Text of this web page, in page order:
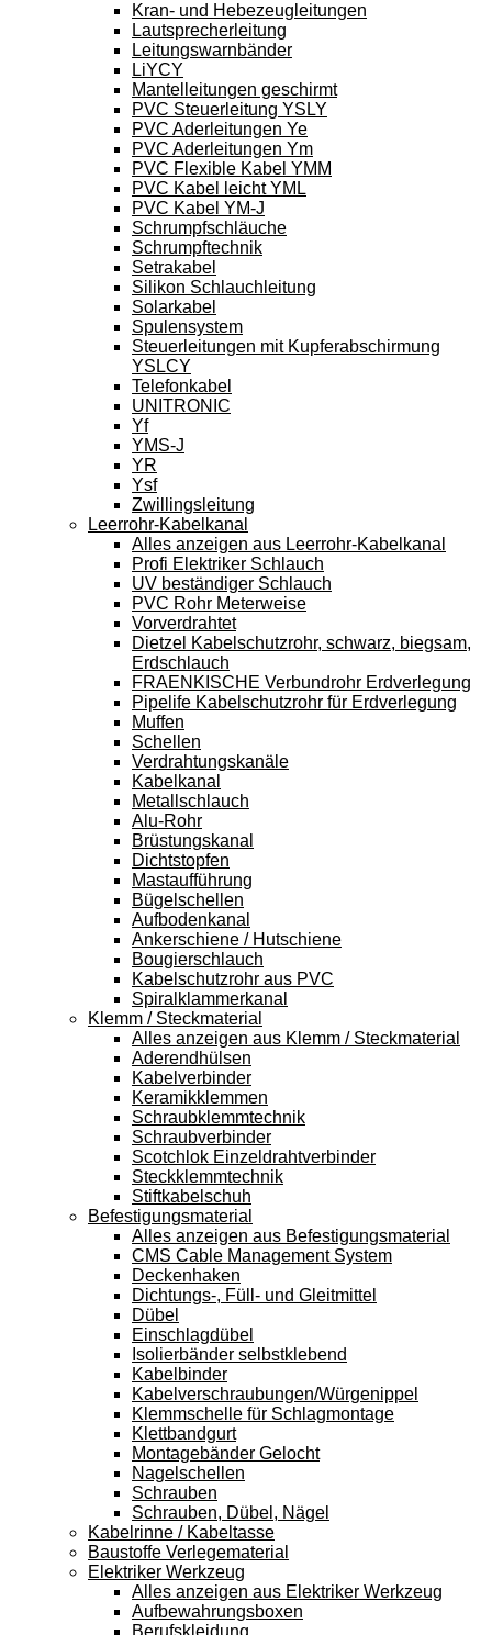
Kran- und Hebezeugleitungen
Lautsprecherleitung
Leitungswarnbänder
LiYCY
Mantelleitungen geschirmt
PVC Steuerleitung YSLY
PVC Aderleitungen Ye
PVC Aderleitungen Ym
PVC Flexible Kabel YMM
PVC Kabel leicht YML
PVC Kabel YM-J
Schrumpfschläuche
Schrumpftechnik
Setrakabel
Silikon Schlauchleitung
Solarkabel
Spulensystem
Steuerleitungen mit Kupferabschirmung
YSLCY
Telefonkabel
UNITRONIC
Yf
YMS-J
YR
Ysf
Zwillingsleitung
Leerrohr-Kabelkanal
Alles anzeigen aus Leerrohr-Kabelkanal
Profi Elektriker Schlauch
UV beständiger Schlauch
PVC Rohr Meterweise
Vorverdrahtet
Dietzel Kabelschutzrohr, schwarz, biegsam,
Erdschlauch
FRAENKISCHE Verbundrohr Erdverlegung
Pipelife Kabelschutzrohr für Erdverlegung
Muffen
Schellen
Verdrahtungskanäle
Kabelkanal
Metallschlauch
Alu-Rohr
Brüstungskanal
Dichtstopfen
Mastaufführung
Bügelschellen
Aufbodenkanal
Ankerschiene / Hutschiene
Bougierschlauch
Kabelschutzrohr aus PVC
Spiralklammerkanal
Klemm / Steckmaterial
Alles anzeigen aus Klemm / Steckmaterial
Aderendhülsen
Kabelverbinder
Keramikklemmen
Schraubklemmtechnik
Schraubverbinder
Scotchlok Einzeldrahtverbinder
Steckklemmtechnik
Stiftkabelschuh
Befestigungsmaterial
Alles anzeigen aus Befestigungsmaterial
CMS Cable Management System
Deckenhaken
Dichtungs-, Füll- und Gleitmittel
Dübel
Einschlagdübel
Isolierbänder selbstklebend
Kabelbinder
Kabelverschraubungen/Würgenippel
Klemmschelle für Schlagmontage
Klettbandgurt
Montagebänder Gelocht
Nagelschellen
Schrauben
Schrauben, Dübel, Nägel
Kabelrinne / Kabeltasse
Baustoffe Verlegematerial
Elektriker Werkzeug
Alles anzeigen aus Elektriker Werkzeug
Aufbewahrungsboxen
Berufskleidung